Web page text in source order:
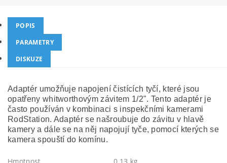
POPIS
PARAMETRY
DISKUZE
Adaptér umožňuje napojení čistících tyčí, které jsou
opatřeny whitworthovým závitem 1/2". Tento adaptér je
často používán v kombinaci s inspekčními kamerami
RodStation. Adaptér se našroubuje do závitu v hlavě
kamery a dále se na něj napojují tyče, pomocí kterých se
kamera spouští do komínu.